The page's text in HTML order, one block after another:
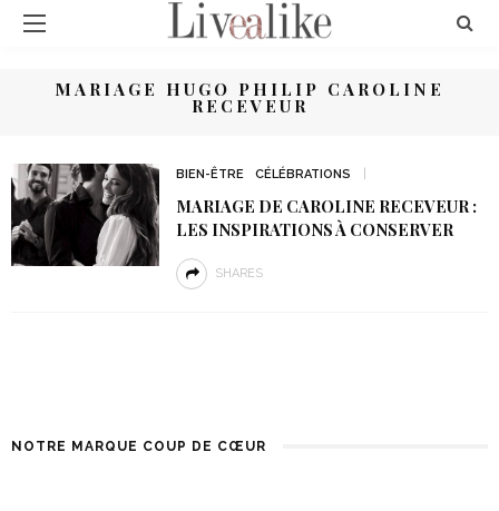
MARIAGE HUGO PHILIP CAROLINE
RECEVEUR
BIEN-ÊTRE CÉLÉBRATIONS
MARIAGE DE CAROLINE RECEVEUR :
LES INSPIRATIONS À CONSERVER
SHARES
NOTRE MARQUE COUP DE CŒUR